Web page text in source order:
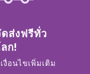
ส่งฟรีทั่ว
ก!
งื่อนไขเพิ่มเติม